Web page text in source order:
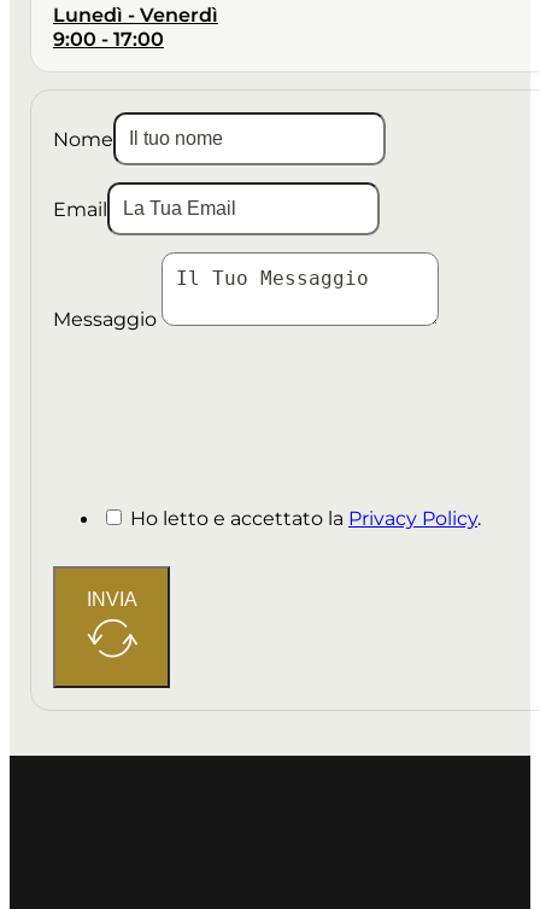
Lunedì - Venerdì
9:00 - 17:00
Nome
Email
Messaggio
Ho letto e accettato la Privacy Policy.
INVIA